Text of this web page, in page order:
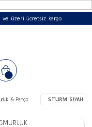
üzeri ücretsiz kargo
& Panço STURM SIYAH